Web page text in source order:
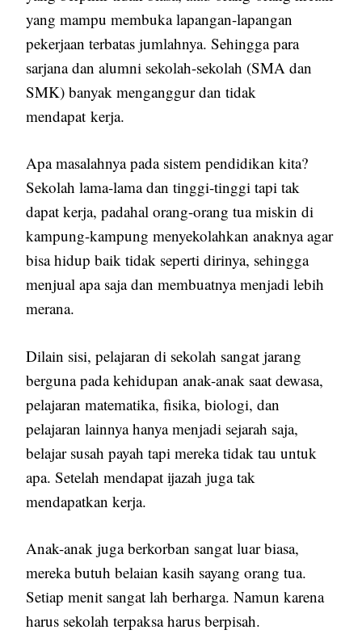
yang mampu membuka lapangan-lapangan
pekerjaan terbatas jumlahnya. Sehingga para
sarjana dan alumni sekolah-sekolah (SMA dan
SMK) banyak menganggur dan tidak
mendapat kerja.
Apa masalahnya pada sistem pendidikan kita?
Sekolah lama-lama dan tinggi-tinggi tapi tak
dapat kerja, padahal orang-orang tua miskin di
kampung-kampung menyekolahkan anaknya agar
bisa hidup baik tidak seperti dirinya, sehingga
menjual apa saja dan membuatnya menjadi lebih
merana.
Dilain sisi, pelajaran di sekolah sangat jarang
berguna pada kehidupan anak-anak saat dewasa,
pelajaran matematika, fisika, biologi, dan
pelajaran lainnya hanya menjadi sejarah saja,
belajar susah payah tapi mereka tidak tau untuk
apa. Setelah mendapat ijazah juga tak
mendapatkan kerja.
Anak-anak juga berkorban sangat luar biasa,
mereka butuh belaian kasih sayang orang tua.
Setiap menit sangat lah berharga. Namun karena
harus sekolah terpaksa harus berpisah.